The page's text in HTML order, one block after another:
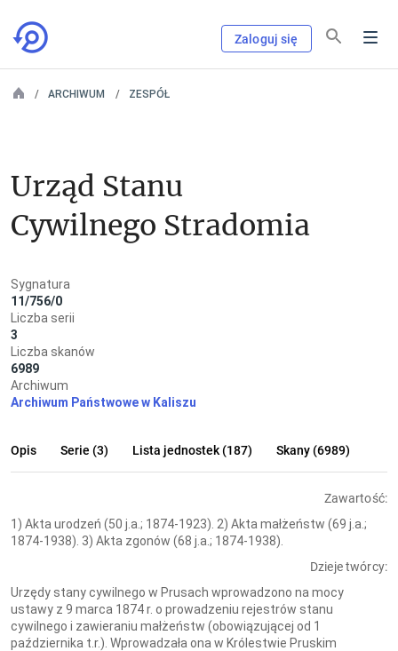
Zaloguj się
ARCHIWUM ZESPÓŁ
Urząd Stanu
Cywilnego Stradomia
Sygnatura
11/756/0
Liczba serii
3
Liczba skanów
6989
Archiwum
Archiwum Państwowe w Kaliszu
Opis Serie (3) Lista jednostek (187) Skany (6989)
Zawartość:
1) Akta urodzeń (50 j.a.; 1874-1923). 2) Akta małżeństw (69 j.a.;
1874-1938). 3) Akta zgonów (68 j.a.; 1874-1938).
Dzieje twórcy:
Urzędy stany cywilnego w Prusach wprowadzono na mocy
ustawy z 9 marca 1874 r. o prowadzeniu rejestrów stanu
cywilnego i zawieraniu małżeństw (obowiązującej od 1
października t.r.). Wprowadzała ona w Królestwie Pruskim